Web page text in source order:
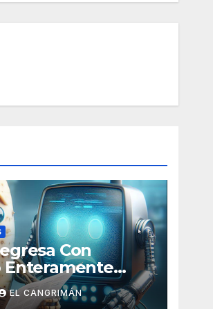
Con
Enteramente
Inteligencia
EL CANGRIMÁN